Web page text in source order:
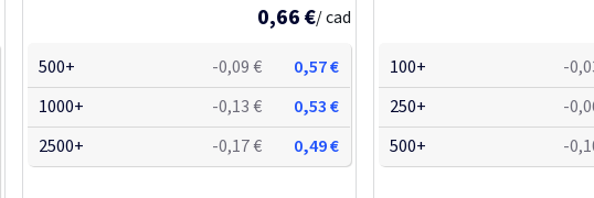
0,66 €/ cad
500+ -0,09 €
0,57 €
1000+
-0,13 €
0,53 €
2500+
-0,17 € 0,49 €
100+
-
250+
-
500+
-